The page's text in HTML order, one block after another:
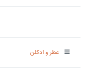
عطر و ادکلن